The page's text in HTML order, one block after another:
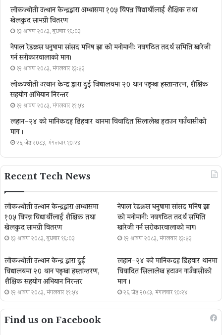
लोकज्योती उत्थान केन्द्रद्वारा अम्बासमा १०५ विपन्न विद्यार्थीलाई शैक्षिक तथा
खेलकुद सामग्री वितरण
१३ श्रावण २०८३, बुधबार १६:०३
नेपाल रेडक्रस धनुषामा सांसद मनिष झा को मनोमानी: नवगठित तदर्थ समिति खारेजी
गर्न सरोकारवालाको माग।
१२ श्रावण २०८३, मंगलवार १३:५३
लोकज्योती उत्थान केन्द्र द्वारा दुई विद्यालयमा २० थान पङ्खा हस्तान्तरण, शैक्षिक
सहयोग अभियान निरन्तर
१२ श्रावण २०८३, मंगलवार ११:५४
लहान–२४ को मानिकदह डिहवार थानमा विवादित सिलालेख हटाउन गाउँवासीको
माग ।
२६ जेष्ठ २०८३, मंगलवार १०:२४
Recent Tech News
लोकज्योती उत्थान केन्द्रद्वारा अम्बासमा
१०५ विपन्न विद्यार्थीलाई शैक्षिक तथा
खेलकुद सामग्री वितरण
१३ श्रावण २०८३, बुधबार १६:०३
नेपाल रेडक्रस धनुषामा सांसद मनिष झा
को मनोमानी: नवगठित तदर्थ समिति
खारेजी गर्न सरोकारवालाको माग।
१२ श्रावण २०८३, मंगलवार १३:५३
लोकज्योती उत्थान केन्द्र द्वारा दुई
विद्यालयमा २० थान पङ्खा हस्तान्तरण,
शैक्षिक सहयोग अभियान निरन्तर
१२ श्रावण २०८३, मंगलवार ११:५४
लहान–२४ को मानिकदह डिहवार थानमा
विवादित सिलालेख हटाउन गाउँवासीको
माग ।
२६ जेष्ठ २०८३, मंगलवार १०:२४
Find us on Facebook